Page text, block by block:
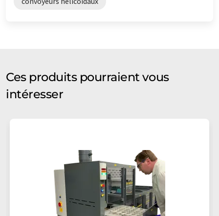
Ces produits pourraient vous
intéresser